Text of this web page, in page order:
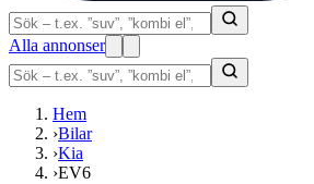
Alla annonser
Hem
›Bilar
›Kia
›EV6